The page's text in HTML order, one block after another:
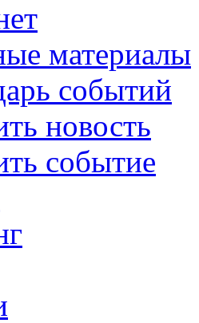
материалы
событий
новость
событие